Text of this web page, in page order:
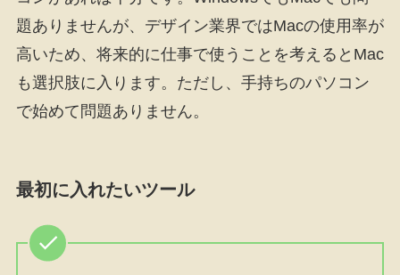
題ありませんが、デザイン業界ではMacの使用率が
高いため、将来的に仕事で使うことを考えるとMac
も選択肢に入ります。ただし、手持ちのパソコン
で始めて問題ありません。
最初に入れたいツール